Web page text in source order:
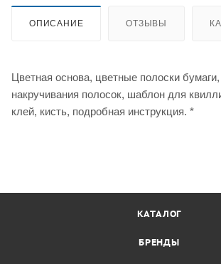
ОПИСАНИЕ ОТЗЫВЫ
Цветная основа, цветные полоски
накручивания полосок, шаблон для
клей, кисть, подробная инструкция. *
КАТАЛОГ
БРЕНДЫ